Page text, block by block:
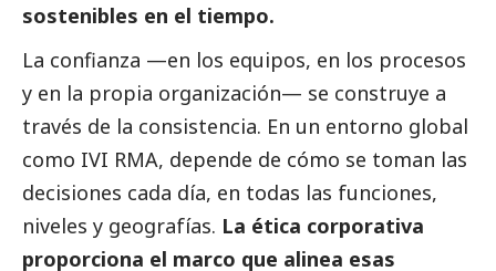
sostenibles en el tiempo.
La confianza —en los equipos, en los procesos
y en la propia organización— se construye a
través de la consistencia. En un entorno global
como IVI RMA, depende de cómo se toman las
decisiones cada día, en todas las funciones,
niveles y geografías. La ética corporativa
proporciona el marco que alinea esas